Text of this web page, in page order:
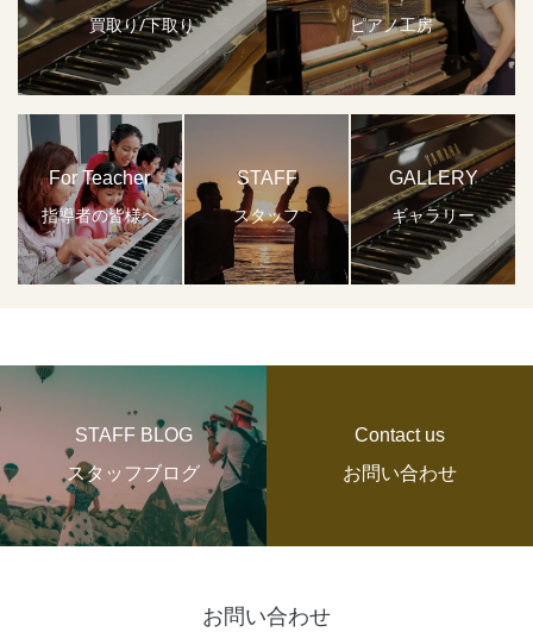
買取り/下取り ピアノ工房
For Teacher
指導者の皆様へ
STAFF
スタッフ
GALLERY
ギャラリー
STAFF BLOG
スタッフブログ
Contact us
お問い合わせ
お問い合わせ